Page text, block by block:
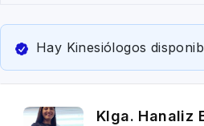
Hay Kinesiólogos
Klga. Hanaliz